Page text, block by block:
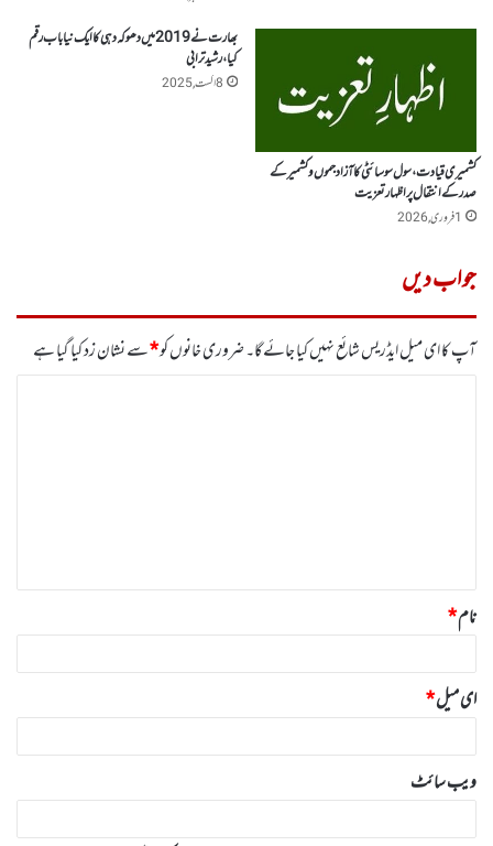
کشمیری قیادت، سول سوسائٹی کا آزاد جموں و کشمیر کے
صدر کے انتقال پر اظہار تعزیت
1 فروری, 2026
بھارت نے 2019میں دھوکہ دہی کا ایک نیا باب رقم
کیا، رشید ترابی
8 اگست, 2025
جواب دیں
آپ کا ای میل ایڈریس شائع نہیں کیا جائے گا۔ضروری خانوں کو*سے نشان زد کیا گیا ہے
نام*
ای میل*
ویب‌ سائٹ